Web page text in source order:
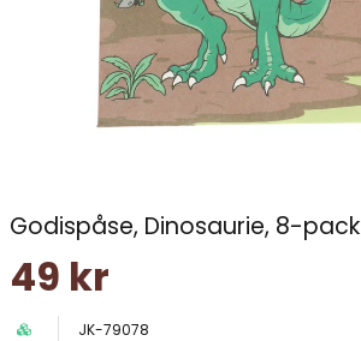
Godispåse, Dinosaurie, 8-pack
49 kr
JK-79078